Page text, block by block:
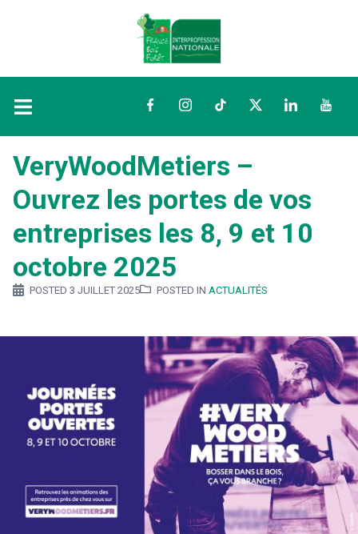
FacebookInstagramTikTokTwitterLinkedIn
VeryWoodMetiers –
Ouvrez les portes de vos
entreprises les 8, 9 et 10
octobre 2025
POSTED 3 JUILLET 2025 POSTED IN ACTUALITÉS